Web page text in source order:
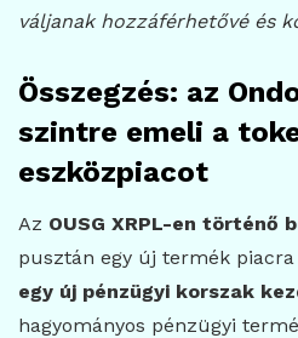
váljanak hozzáférhetővé és
Összegzés: az
szintre emeli a
eszközpiacot
Az OUSG XRPL-en történő
pusztán egy új termék
egy új pénzügyi korszak
hagyományos pénzügyi